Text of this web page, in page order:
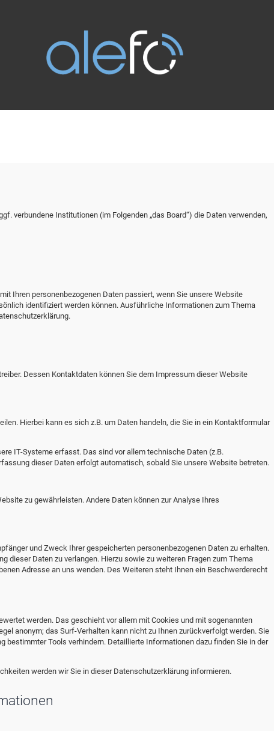
verbundene Institutionen (im Folgenden „das Board“) die Daten verwenden,
Ihren personenbezogenen Daten passiert, wenn Sie unsere Website
identifiziert werden können. Ausführliche Informationen zum Thema
Dessen Kontaktdaten können Sie dem Impressum dieser Website
Hierbei kann es sich z.B. um Daten handeln, die Sie in ein Kontaktformular
IT-Systeme erfasst. Das sind vor allem technische Daten (z.B.
dieser Daten erfolgt automatisch, sobald Sie unsere Website betreten.
zu gewährleisten. Andere Daten können zur Analyse Ihres
und Zweck Ihrer gespeicherten personenbezogenen Daten zu erhalten.
dieser Daten zu verlangen. Hierzu sowie zu weiteren Fragen zum Thema
Adresse an uns wenden. Des Weiteren steht Ihnen ein Beschwerderecht
werden. Das geschieht vor allem mit Cookies und mit sogenannten
anonym; das Surf-Verhalten kann nicht zu Ihnen zurückverfolgt werden. Sie
bestimmter Tools verhindern. Detaillierte Informationen dazu finden Sie in der
werden wir Sie in dieser Datenschutzerklärung informieren.